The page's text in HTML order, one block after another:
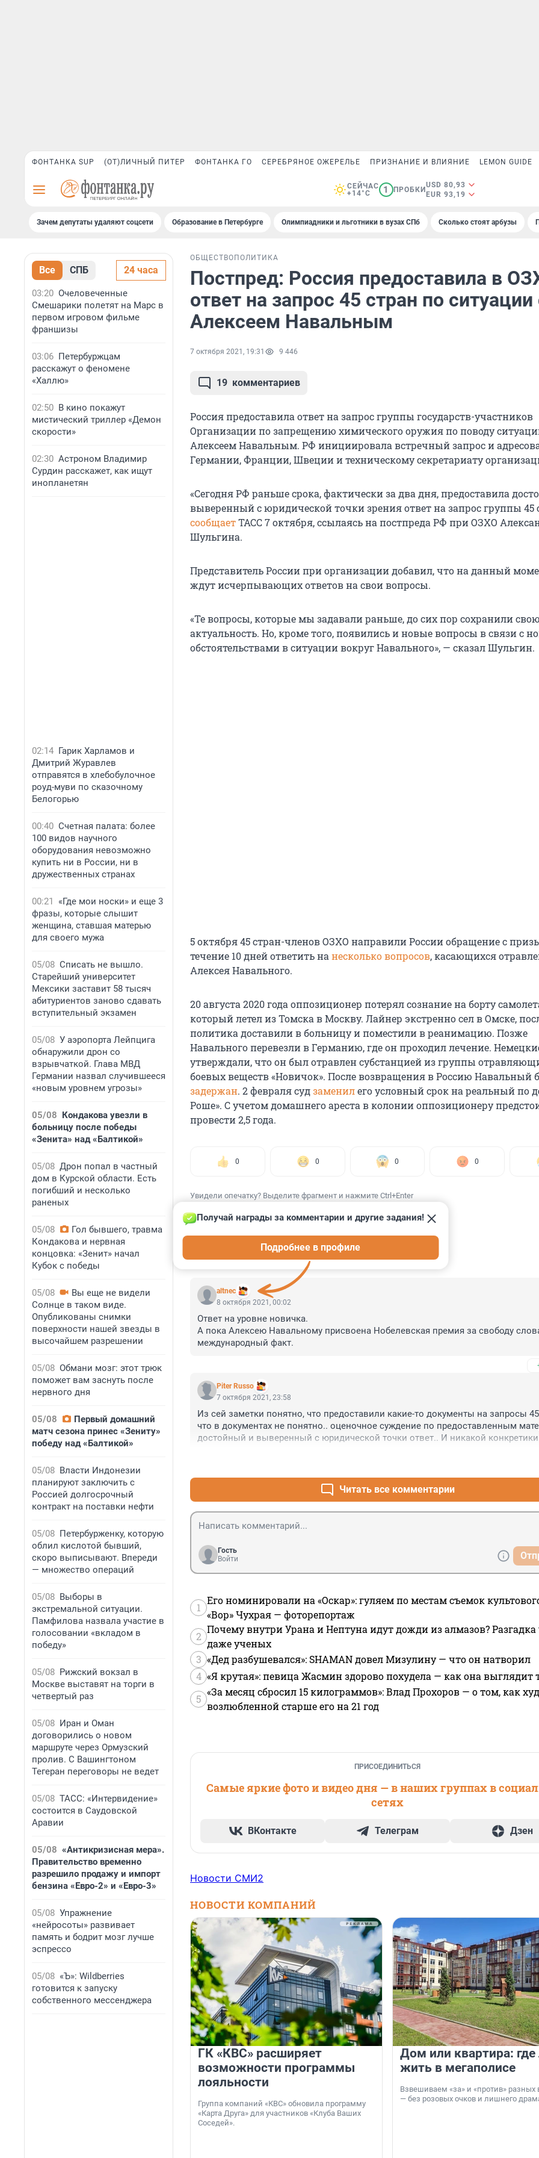
ФОНТАНКА SUP (ОТ)ЛИЧНЫЙ ПИТЕР ФОНТАНКА ГО СЕРЕБРЯНОЕ ОЖЕРЕЛЬЕ ПРИЗНАНИЕ И ВЛИЯНИЕ LEMON GUIDE
СЕЙЧАС
+14°C
1 ПРОБКИ
USD 80,93
EUR 93,19
Зачем депутаты удаляют соцсети Образование в Петербурге Олимпиадники и льготники в вузах СПб Сколько стоят арбузы
Все СПБ 24 часа
03:20 Очеловеченные
Смешарики полетят на Марс в
первом игровом фильме
франшизы
03:06 Петербуржцам
расскажут о феномене
«Халлю»
02:50 В кино покажут
мистический триллер «Демон
скорости»
02:30 Астроном Владимир
Сурдин расскажет, как ищут
инопланетян
02:14 Гарик Харламов и
Дмитрий Журавлев
отправятся в хлебобулочное
роуд-муви по сказочному
Белогорью
00:40 Счетная палата: более
100 видов научного
оборудования невозможно
купить ни в России, ни в
дружественных странах
00:21
«Где мои носки» и еще 3
фразы, которые слышит
женщина, ставшая матерью
для своего мужа
05/08 Списать не вышло.
Старейший университет
Мексики заставит 58 тысяч
абитуриентов заново сдавать
вступительный экзамен
05/08 У аэропорта Лейпцига
обнаружили дрон со
взрывчаткой. Глава МВД
Германии назвал случившееся
«новым уровнем угрозы»
05/08 Кондакова увезли в
больницу после победы
«Зенита» над «Балтикой»
05/08 Дрон попал в частный
дом в Курской области. Есть
погибший и несколько
раненых
05/08
Гол бывшего, травма
Кондакова и нервная
концовка: «Зенит» начал
Кубок с победы
05/08
Вы еще не видели
Солнце в таком виде.
Опубликованы снимки
поверхности нашей звезды в
высочайшем разрешении
05/08 Обмани мозг: этот трюк
поможет вам заснуть после
нервного дня
05/08
Первый домашний
матч сезона принес «Зениту»
победу над «Балтикой»
05/08 Власти Индонезии
планируют заключить с
Россией долгосрочный
контракт на поставки нефти
05/08 Петербурженку, которую
облил кислотой бывший,
скоро выписывают. Впереди
— множество операций
05/08 Выборы в
экстремальной ситуации.
Памфилова назвала участие в
голосовании «вкладом в
победу»
05/08 Рижский вокзал в
Москве выставят на торги в
четвертый раз
05/08 Иран и Оман
договорились о новом
маршруте через Ормузский
пролив. С Вашингтоном
Тегеран переговоры не ведет
05/08 ТАСС: «Интервидение»
состоится в Саудовской
Аравии
05/08 «Антикризисная мера».
Правительство временно
разрешило продажу и импорт
бензина «Евро-2» и «Евро-3»
05/08 Упражнение
«нейросоты» развивает
память и бодрит мозг лучше
эспрессо
05/08 «Ъ»: Wildberries
готовится к запуску
собственного мессенджера
ОБЩЕСТВО ПОЛИТИКА
Постпред: Россия предоставила в
ответ на запрос 45 стран по ситуации
Алексеем Навальным
7 октября 2021, 19:31 9 446
19 комментариев
Россия предоставила ответ на запрос группы государств-участников
Организации по запрещению химического оружия по поводу
Алексеем Навальным. РФ инициировала встречный запрос и
Германии, Франции, Швеции и техническому секретариату
«Сегодня РФ раньше срока, фактически за два дня, предоставила
выверенный с юридической точки зрения ответ на запрос группы 45
сообщаетТАСС 7 октября, ссылаясь на постпреда РФ при ОЗХО
Шульгина.
Представитель России при организации добавил, что на данный
ждут исчерпывающих ответов на свои вопросы.
«Те вопросы, которые мы задавали раньше, до сих пор сохранили свою
актуальность. Но, кроме того, появились и новые вопросы в связи с
обстоятельствами в ситуации вокруг Навального», — сказал Шульгин.
5 октября 45 стран-членов ОЗХО направили России обращение с
течение 10 дней ответить на несколько вопросов, касающихся
Алексея Навального.
20 августа 2020 года оппозиционер потерял сознание на борту
который летел из Томска в Москву. Лайнер экстренно сел в Омске,
политика доставили в больницу и поместили в реанимацию. Позже
Навального перевезли в Германию, где он проходил лечение.
утверждали, что он был отравлен субстанцией из группы
боевых веществ «Новичок». После возвращения в Россию Навальный
задержан. 2 февраля судзаменилего условный срок на реальный по
Роше». С учетом домашнего ареста в колонии оппозиционеру
провести 2,5 года.
0 0 0 0
Увидели опечатку? Выделите фрагмент и нажмите Ctrl+Enter
КОММЕНТАРИИ 19
altnec
Получай награды за комментарии и другие задания!
Подробнее в профиле
8 октября 2021, 00:02
Ответ на уровне новичка.
А пока Алексею Навальному присвоена Нобелевская премия за свободу
международный факт.
Piter Russo
7 октября 2021, 23:58
Из сей заметки понятно, что предоставили какие-то документы на запросы
что в документах не понятно.. оценочное суждение по предоставленным
достойный и выверенный с юридической точки ответ.. И никакой
Читать все комментарии
Гость
Войти
1
Его номинировали на «Оскар»: гуляем по местам съемок
«Вор» Чухрая — фоторепортаж
2
Почему внутри Урана и Нептуна идут дожди из алмазов?
даже ученых
3 «Дед разбушевался»: SHAMAN довел Мизулину — что он натворил
4 «Я крутая»: певица Жасмин здорово похудела — как она выглядит
5
«За месяц сбросил 15 килограммов»: Влад Прохоров — о том, как
возлюбленной старше его на 21 год
ПРИСОЕДИНИТЬСЯ
Самые яркие фото и видео дня — в наших группах в
сетях
ВКонтакте Телеграм Дзен
Новости СМИ2
НОВОСТИ КОМПАНИЙ
ГК «КВС» расширяет
возможности программы
лояльности
Группа компаний «КВС» обновила программу
«Карта Друга» для участников «Клуба Ваших
Соседей».
Дом или квартира:
жить в мегаполисе
Взвешиваем «за» и «против» разных
— без розовых очков и лишнего